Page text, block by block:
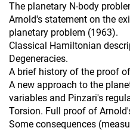
The planetary N-body
Arnold's statement on the
planetary problem (1963).
Classical Hamiltonian
Degeneracies.
A brief history of the proof
A new approach to the
variables and Pinzari's
Torsion. Full proof of
Some consequences